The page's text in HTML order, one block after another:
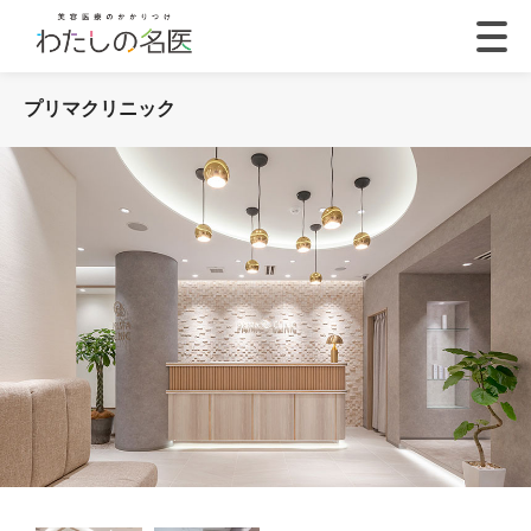
プリマクリニック